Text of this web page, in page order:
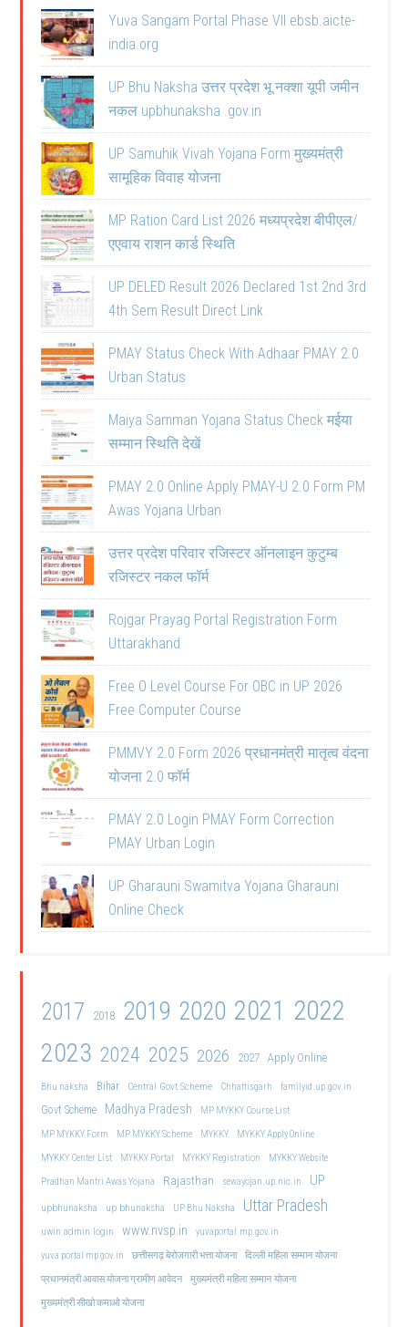
Yuva Sangam Portal Phase VII ebsb.aicte-
india.org
UP Bhu Naksha उत्तर प्रदेश भू नक्शा यूपी जमीन
नकल upbhunaksha .gov.in
UP Samuhik Vivah Yojana Form मुख्यमंत्री
सामूहिक विवाह योजना
MP Ration Card List 2026 मध्यप्रदेश बीपीएल/
एएवाय राशन कार्ड स्थिति
UP DELED Result 2026 Declared 1st 2nd 3rd
4th Sem Result Direct Link
PMAY Status Check With Adhaar PMAY 2.0
Urban Status
Maiya Samman Yojana Status Check मईया
सम्मान स्थिति देखें
PMAY 2.0 Online Apply PMAY-U 2.0 Form PM
Awas Yojana Urban
उत्तर प्रदेश परिवार रजिस्टर ऑनलाइन कुटुम्ब
रजिस्टर नकल फॉर्म
Rojgar Prayag Portal Registration Form
Uttarakhand
Free O Level Course For OBC in UP 2026
Free Computer Course
PMMVY 2.0 Form 2026 प्रधानमंत्री मातृत्व वंदना
योजना 2.0 फॉर्म
PMAY 2.0 Login PMAY Form Correction
PMAY Urban Login
UP Gharauni Swamitva Yojana Gharauni
Online Check
2017 2018 2019 2020 2021 2022
2023 2024 2025 2026 2027 Apply Online
Bhu naksha Bihar Central Govt Scheme Chhattisgarh familyid.up.gov.in
Govt Scheme Madhya Pradesh
MP MYKKY Course List
MP MYKKY Form
MP MYKKY Scheme MYKKY
MYKKY Apply Online
MYKKY Center List
MYKKY Portal MYKKY Registration
MYKKY Website
Pradhan Mantri Awas Yojana
Rajasthan sewayojan.up.nic.in UP
upbhunaksha up bhunaksha UP Bhu Naksha Uttar Pradesh
uwin admin login www.nvsp.in
yuvaportal.mp.gov.in
yuva portal mp gov.in
छत्तीसगढ़ बेरोजगारी भत्ता योजना दिल्ली महिला सम्मान योजना
प्रधानमंत्री आवास योजना ग्रामीण आवेदन मुख्यमंत्री महिला सम्मान योजना
मुख्यमंत्री सीखो कमाओ योजना